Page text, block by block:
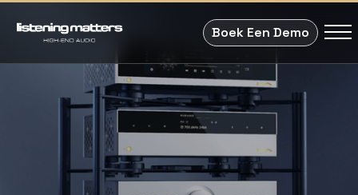
Boek Een Demo